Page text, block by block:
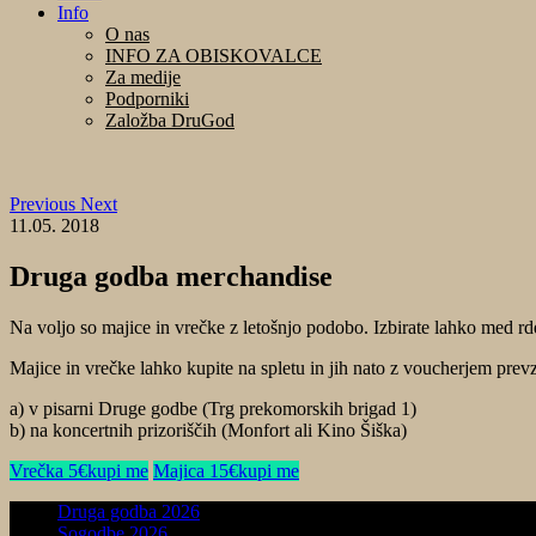
Info
O nas
INFO ZA OBISKOVALCE
Za medije
Podporniki
Založba DruGod
Previous Next
11.05. 2018
Druga godba merchandise
Na voljo so majice in vrečke z letošnjo podobo. Izbirate lahko med
Majice in vrečke lahko kupite na spletu in jih nato z voucherjem
a) v pisarni Druge godbe (Trg prekomorskih brigad 1)
b) na koncertnih prizoriščih (Monfort ali Kino Šiška)
Vrečka 5€kupi me Majica 15€kupi me
Druga godba 2026